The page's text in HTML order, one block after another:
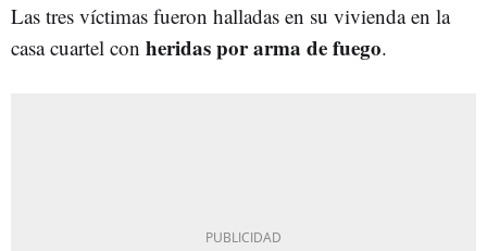
Las tres víctimas fueron halladas en su vivienda en la
casa cuartel con heridas por arma de fuego.